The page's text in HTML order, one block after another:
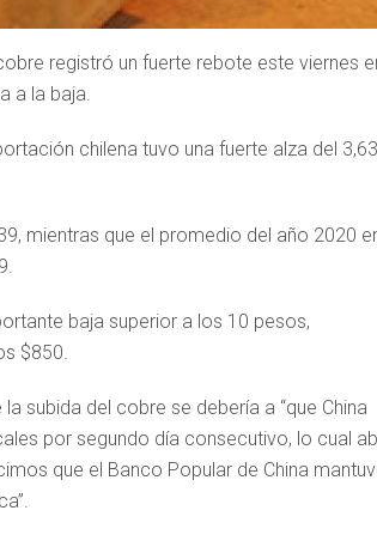
registró un fuerte rebote este viernes
a la baja.
chilena tuvo una fuerte alza del 3,63
mientras que el promedio del año 2020
baja superior a los 10 pesos,
$850.
subida del cobre se debería a “que China
por segundo día consecutivo, lo cual
que el Banco Popular de China